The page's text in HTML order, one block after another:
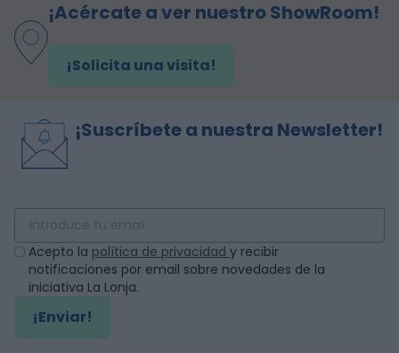
¡Acércate a ver nuestro ShowRoom!
¡Solicita una visita!
¡Suscríbete a nuestra Newsletter!
Acepto la política de privacidad y recibir
notificaciones por email sobre novedades de la
iniciativa La Lonja.
¡Enviar!